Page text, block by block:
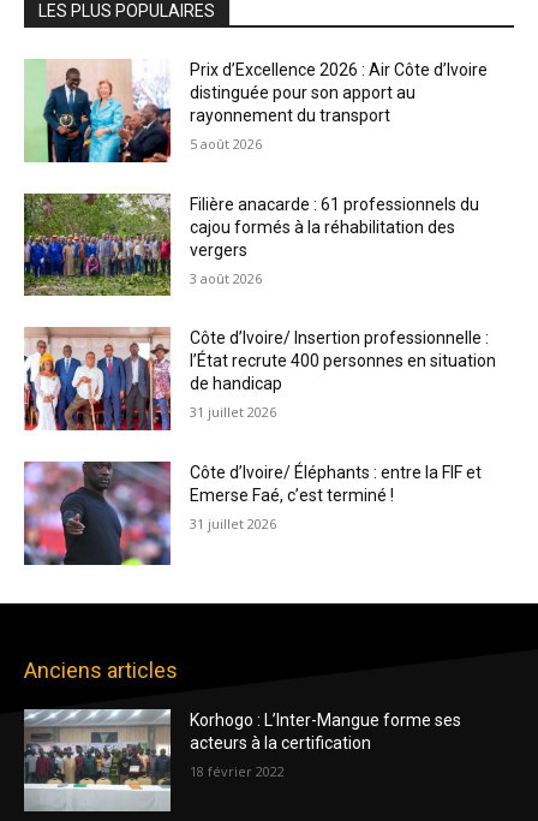
LES PLUS POPULAIRES
Prix d’Excellence 2026 : Air Côte d’Ivoire
distinguée pour son apport au
rayonnement du transport
5 août 2026
Filière anacarde : 61 professionnels du
cajou formés à la réhabilitation des
vergers
3 août 2026
Côte d’Ivoire/ Insertion professionnelle :
l’État recrute 400 personnes en situation
de handicap
31 juillet 2026
Côte d’Ivoire/ Éléphants : entre la FIF et
Emerse Faé, c’est terminé !
31 juillet 2026
Anciens articles
Korhogo : L’Inter-Mangue forme ses
acteurs à la certification
18 février 2022